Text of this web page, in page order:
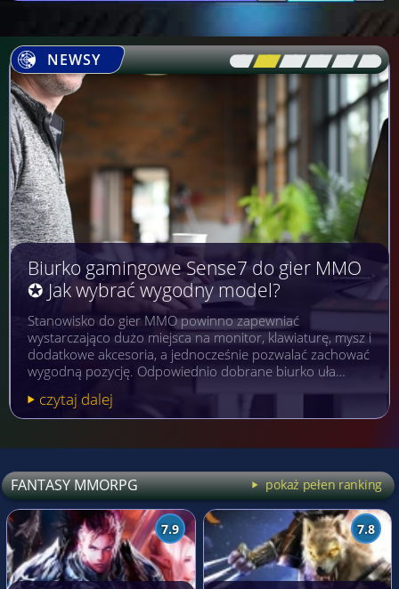
NEWSY [\ \\ \\ \\ \\ \]
Biurko gamingowe Sense7 do gier MMO
✪ Jak wybrać wygodny model?
Stanowisko do gier MMO powinno zapewniać
wystarczająco dużo miejsca na monitor, klawiaturę, mysz i
dodatkowe akcesoria, a jednocześnie pozwalać zachować
wygodną pozycję. Odpowiednio dobrane biurko uła…
czytaj dalej
FANTASY MMORPG pokaż pełen ranking
7.9 7.8